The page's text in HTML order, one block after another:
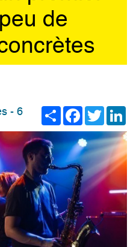
de
ShareFacebook
Twitter
- 6